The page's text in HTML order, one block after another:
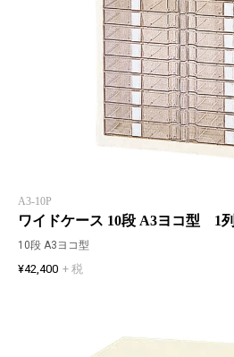
A3-10P
ワイドケース 10段 A3ヨコ型 1列
10段 A3ヨコ型
¥42,400 + 税